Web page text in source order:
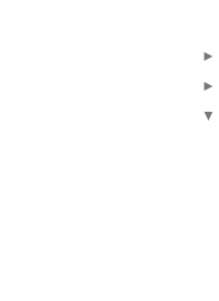
►
►
▼